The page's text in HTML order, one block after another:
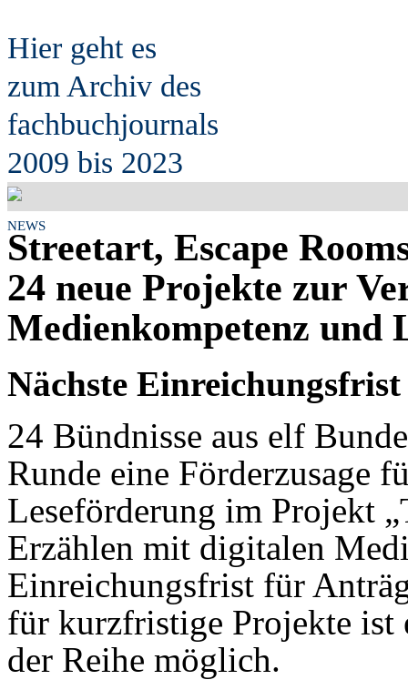
Hier geht es
zum Archiv des
fachbuchjournals
2009 bis 2023
NEWS
Streetart, Escape
24 neue Projekte zur
Medienkompetenz und
Nächste
24 Bündnisse aus elf
Runde eine Förderzusage
Leseförderung im Projekt
Erzählen mit digitalen
Einreichungsfrist für
für kurzfristige Projekte ist
der Reihe möglich.